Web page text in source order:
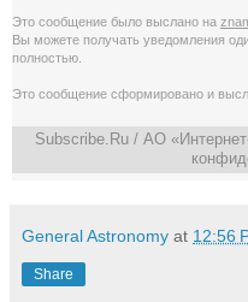
Это сообщение было выслано на
Вы можете получать уведомления
полностью
Это сообщение сформировано и
Subscribe.Ru / АО
General Astronomy at 12:56
Share